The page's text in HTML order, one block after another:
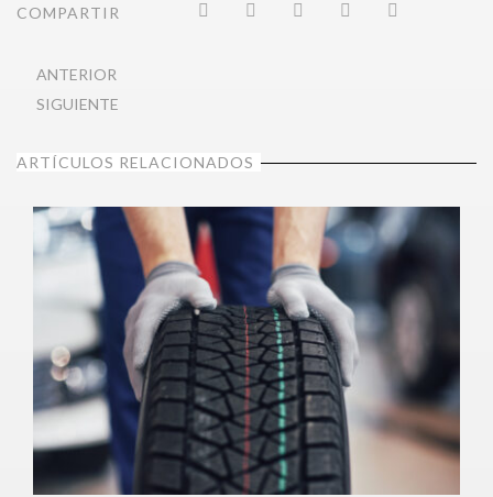
COMPARTIR
ANTERIOR
SIGUIENTE
ARTÍCULOS RELACIONADOS